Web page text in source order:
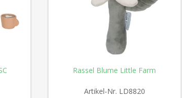
Rassel Blume Little Farm
Artikel-Nr. LD8820